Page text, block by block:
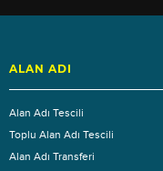
ALAN ADI
Alan Adı Tescili
Toplu Alan Adı Tescili
Alan Adı Transferi